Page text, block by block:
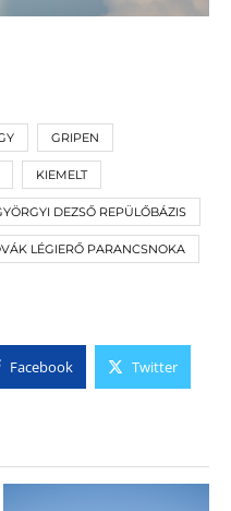
GRIPEN
KIEMELT
DEZSŐ REPÜLŐBÁZIS
LÉGIERŐ PARANCSNOKA
Facebook Twitter